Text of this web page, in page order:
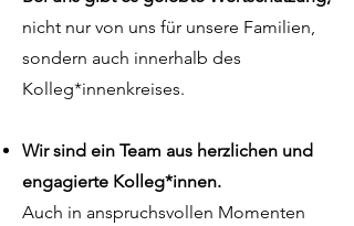
nicht nur von uns für unsere Familien,
sondern auch innerhalb des
Kolleg*innenkreises.
Wir sind ein Team aus herzlichen und
engagierte Kolleg*innen.
Auch in anspruchsvollen Momenten